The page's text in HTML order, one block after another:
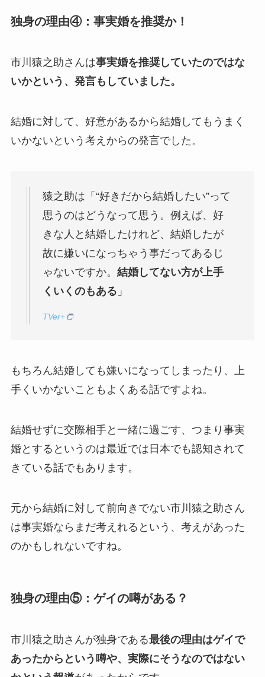
独身の理由④：事実婚を推奨か！
市川猿之助さんは事実婚を推奨していたのではな
いかという、発言もしていました。
結婚に対して、好意があるから結婚してもうまく
いかないという考えからの発言でした。
猿之助は「“好きだから結婚したい”って
思うのはどうなって思う。例えば、好
きな人と結婚したけれど、結婚したが
故に嫌いになっちゃう事だってあるじ
ゃないですか。 結婚してない方が上手
くいくのもある 」
TVer+
もちろん結婚しても嫌いになってしまったり、上
手くいかないこともよくある話ですよね。
結婚せずに交際相手と一緒に過ごす、つまり事実
婚とするというのは最近では日本でも認知されて
きている話でもあります。
元から結婚に対して前向きでない市川猿之助さん
は事実婚ならまだ考えれるという、考えがあった
のかもしれないですね。
独身の理由⑤：ゲイの噂がある？
市川猿之助さんが独身である最後の理由はゲイで
あったからという噂や、実際にそうなのではない